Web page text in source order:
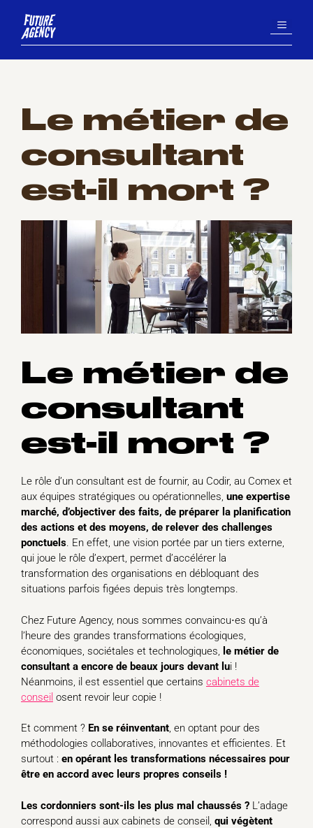
contenu
MENU
Le métier de
consultant
est-il mort ?
Le métier de
consultant
est-il mort ?
Le rôle d’un consultant est de fournir, au Codir, au Comex et
aux équipes stratégiques ou opérationnelles, une expertise
marché, d’objectiver des faits, de préparer la planification
des actions et des moyens, de relever des challenges
ponctuels. En effet, une vision portée par un tiers externe,
qui joue le rôle d’expert, permet d’accélérer la
transformation des organisations en débloquant des
situations parfois figées depuis très longtemps.
Chez Future Agency, nous sommes convaincu⋅es qu’à
l’heure des grandes transformations écologiques,
économiques, sociétales et technologiques, le métier de
consultant a encore de beaux jours devant lui !
Néanmoins, il est essentiel que certains cabinets de
conseil osent revoir leur copie !
Et comment ? En se réinventant, en optant pour des
méthodologies collaboratives, innovantes et efficientes. Et
surtout : en opérant les transformations nécessaires pour
être en accord avec leurs propres conseils !
Les cordonniers sont-ils les plus mal chaussés ? L’adage
correspond aussi aux cabinets de conseil, qui végètent